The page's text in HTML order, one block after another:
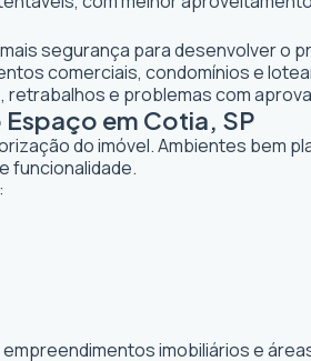
segurança para desenvolver
comerciais, condomínios e
e problemas com
em Cotia, SP
do imóvel. Ambientes bem
funcionalidade.
imobiliários e